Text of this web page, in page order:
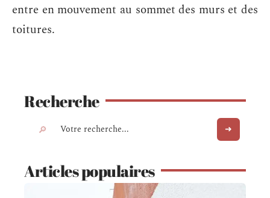
entre en mouvement au sommet des murs et des
toitures.
Recherche
Articles populaires